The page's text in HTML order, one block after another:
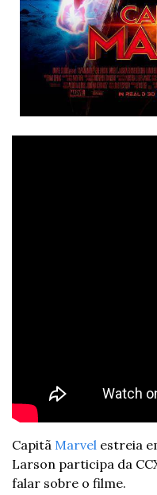
Capitã Marvel estreia
Larson participa da
falar sobre o filme.